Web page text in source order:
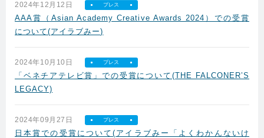
2024年12月12日 プレス
AAA賞（Asian Academy Creative Awards 2024）での受賞
について(アイラブみー)
2024年10月10日 プレス
「ベネチアテレビ賞」での受賞について(THE FALCONER’S
LEGACY)
2024年09月27日 プレス
日本賞での受賞について(アイラブみー「よくわかんないけ